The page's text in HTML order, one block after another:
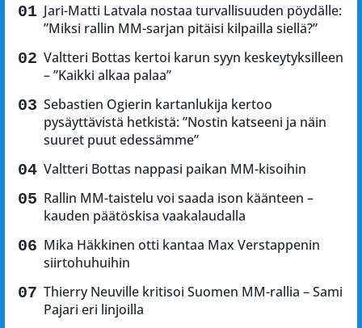
Jari-Matti Latvala nostaa turvallisuuden pöydälle:
”Miksi rallin MM-sarjan pitäisi kilpailla siellä?”
Valtteri Bottas kertoi karun syyn keskeytyksilleen
– ”Kaikki alkaa palaa”
Sebastien Ogierin kartanlukija kertoo
pysäyttävistä hetkistä: ”Nostin katseeni ja näin
suuret puut edessämme”
Valtteri Bottas nappasi paikan MM-kisoihin
Rallin MM-taistelu voi saada ison käänteen –
kauden päätöskisa vaakalaudalla
Mika Häkkinen otti kantaa Max Verstappenin
siirtohuhuihin
Thierry Neuville kritisoi Suomen MM-rallia – Sami
Pajari eri linjoilla